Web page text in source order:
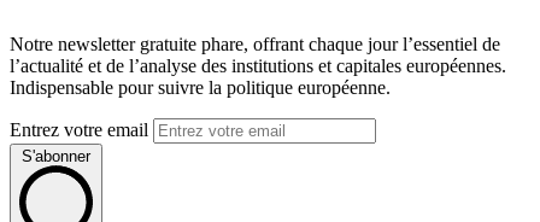
Notre newsletter gratuite phare, offrant chaque jour l’essentiel de
l’actualité et de l’analyse des institutions et capitales européennes.
Indispensable pour suivre la politique européenne.
Entrez votre email
S'abonner